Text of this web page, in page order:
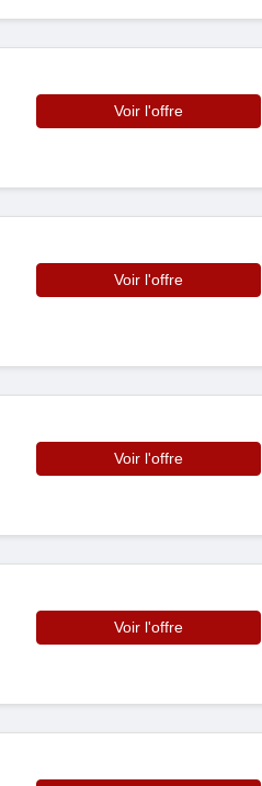
Voir l'offre
Voir l'offre
Voir l'offre
Voir l'offre